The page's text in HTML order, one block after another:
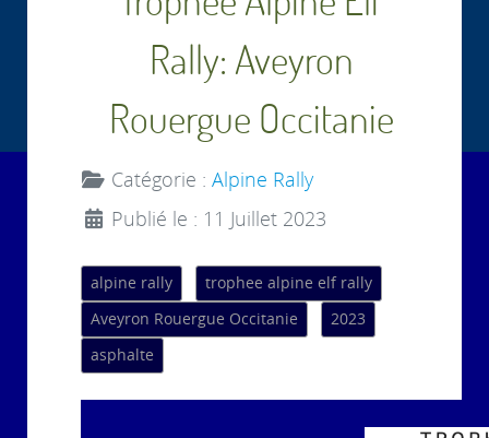
Rally: Aveyron
Rouergue Occitanie
Catégorie : Alpine Rally
Publié le : 11 Juillet 2023
alpine rally
trophee alpine elf rally
Aveyron Rouergue Occitanie
2023
asphalte